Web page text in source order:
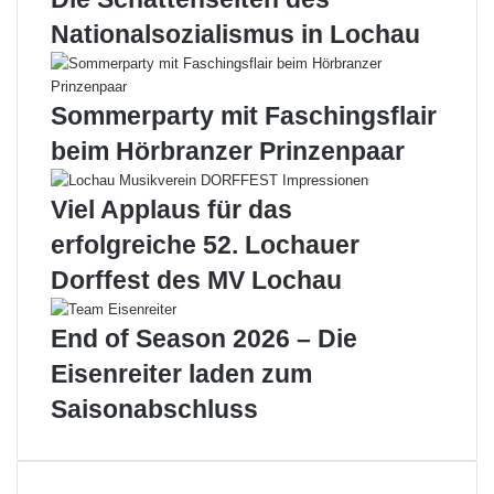
b
l
a
h
t
a
l
“
m
t
e
r
f
o
l
r
z
e
g
w
e
i
e
i
E
c
e
Nationalsozialismus in Lochau
Sommerparty mit Faschingsflair
beim Hörbranzer Prinzenpaar
Viel Applaus für das
erfolgreiche 52. Lochauer
Dorffest des MV Lochau
End of Season 2026 – Die
Eisenreiter laden zum
Saisonabschluss